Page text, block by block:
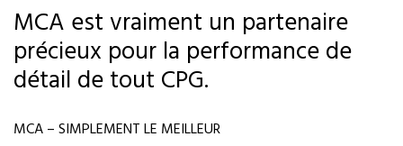
MCA est vraiment un partenaire
précieux pour la performance de
détail de tout CPG.
MCA – SIMPLEMENT LE MEILLEUR